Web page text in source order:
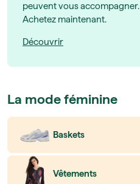
peuvent vous accompagner.
Achetez maintenant.
Découvrir
La mode féminine
Baskets
Vêtements